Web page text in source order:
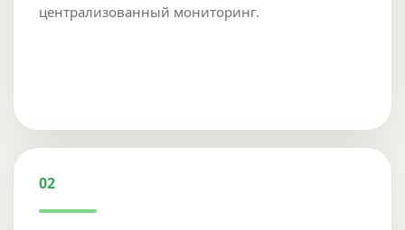
централизованный мониторинг.
02